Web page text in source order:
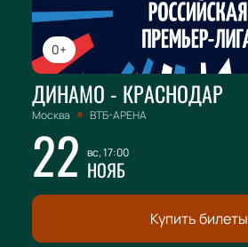
0+
ДИНАМО - КРАСНОДАР
Москва ВТБ-АРЕНА
22 вс, 17:00
НОЯБ
Купить билеты